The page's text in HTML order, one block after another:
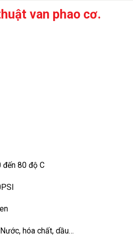
van phao cơ.
đến 80 độ C
hóa chất, dầu…